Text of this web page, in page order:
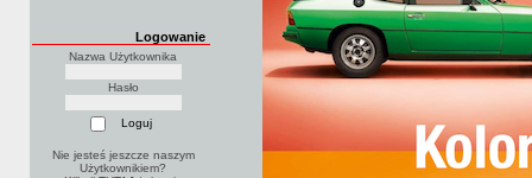
Logowanie
Nazwa Użytkownika
Hasło
Nie jesteś jeszcze naszym
Użytkownikiem?